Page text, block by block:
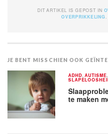
DIT ARTIKEL IS GEPOST IN
OVERPRIKKELING
JE BENT MISSCHIEN OOK
ADHD ,AUTISME
te maken